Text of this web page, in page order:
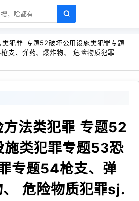
类犯罪 专题52破坏公用设施类犯罪专题
支、弹药、爆炸物、 危险物质犯罪
法类犯罪 专题52
施类犯罪专题53恐
专题54枪支、弹
、 危险物质犯罪sj.